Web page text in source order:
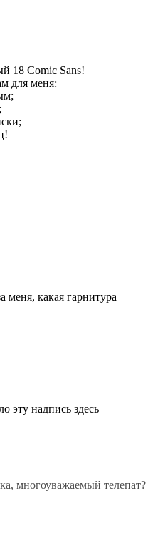
18 Comic Sans!
для меня:
меня, какая гарнитура
эту надпись здесь
многоуважаемый телепат?